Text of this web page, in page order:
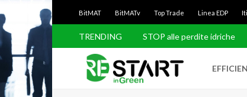
BitMAT BitMATv Top Trade Linea EDP
TRENDING STOP alle perdite idriche